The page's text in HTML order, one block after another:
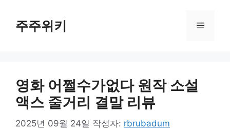
주주위키 메
영화 어쩔수가없다 원작 소설
액스 줄거리 결말 리뷰
2025년 09월 24일 작성자: rbrubadum